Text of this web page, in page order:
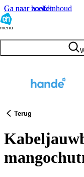
Ga naar hoofdinhoud
Ga naar zoeken
menu
Terug